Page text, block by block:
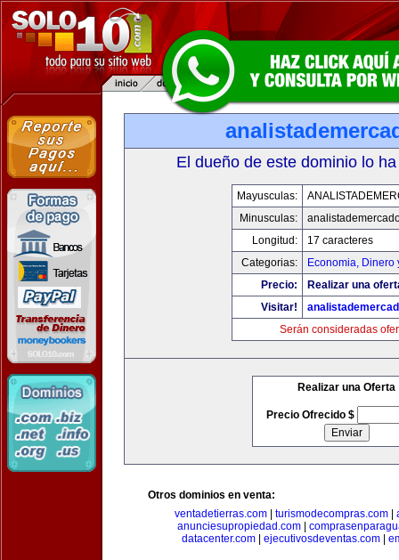
El dueño de este dominio lo
Mayusculas:
Minusculas:
Longitud:
17 caracteres
Categorias:
Economia, Dinero
Precio:
Realizar una
Visitar!
Serán consideradas
Realizar una Oferta
Precio Ofrecido $
Otros dominios en venta:
ventadetierras.com
turismodecompras.com
anunciesupropiedad.com|
datacenter.com
ejecutivosdeventas.com